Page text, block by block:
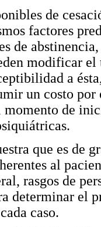
de
factores
de
modificar
a
un costo
momento de
que es de
al
rasgos de
determinar el
caso.